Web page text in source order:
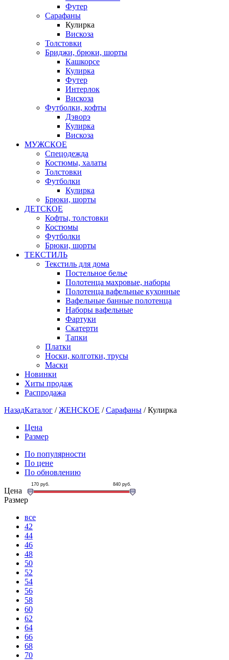
Футер
Сарафаны
Кулирка
Вискоза
Толстовки
Бриджи, брюки, шорты
Кашкорсе
Кулирка
Футер
Интерлок
Вискоза
Футболки, кофты
Дэворэ
Кулирка
Вискоза
МУЖСКОЕ
Спецодежда
Костюмы, халаты
Толстовки
Футболки
Кулирка
Брюки, шорты
ДЕТСКОЕ
Кофты, толстовки
Костюмы
Футболки
Брюки, шорты
ТЕКСТИЛЬ
Текстиль для дома
Постельное белье
Полотенца махровые, наборы
Полотенца вафельные кухонные
Вафельные банные полотенца
Наборы вафельные
Фартуки
Скатерти
Тапки
Платки
Носки, колготки, трусы
Маски
Новинки
Хиты продаж
Распродажа
НазадКаталог /ЖЕНСКОЕ /Сарафаны /Кулирка
Цена
Размер
По популярности
По цене
По обновлению
Цена
170 руб. 840 руб.
Размер
все
42
44
46
48
50
52
54
56
58
60
62
64
66
68
70